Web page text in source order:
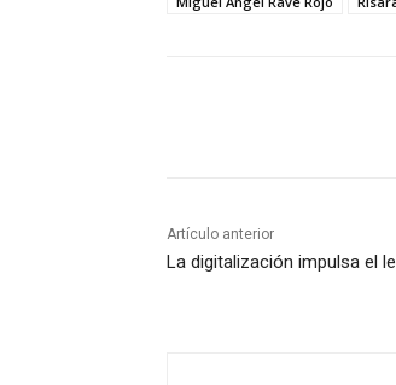
Artículo anterior
La digitalización impulsa el